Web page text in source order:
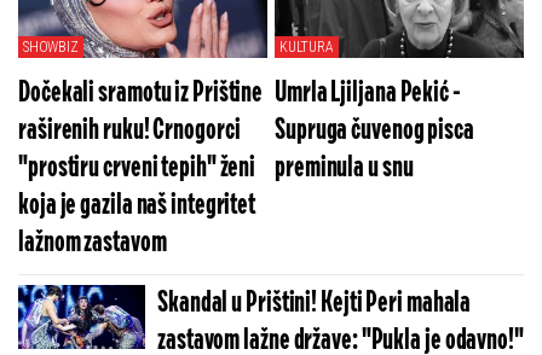
SHOWBIZ
Dočekali sramotu iz Prištine
raširenih ruku! Crnogorci
"prostiru crveni tepih" ženi
koja je gazila naš integritet
lažnom zastavom
KULTURA
Umrla Ljiljana Pekić -
Supruga čuvenog pisca
preminula u snu
Skandal u Prištini! Kejti Peri mahala
zastavom lažne države: "Pukla je odavno!"